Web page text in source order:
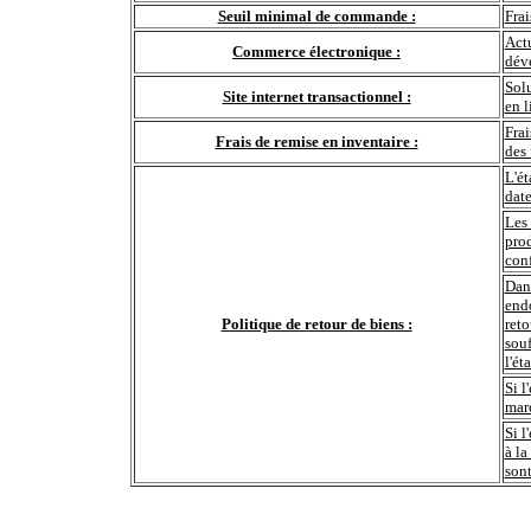
Seuil minimal de commande :
Commerce électronique :
Site internet transactionnel :
en
Frais de remise en inventaire :
des
Politique de retour de biens :
Les
Si
Si
à la